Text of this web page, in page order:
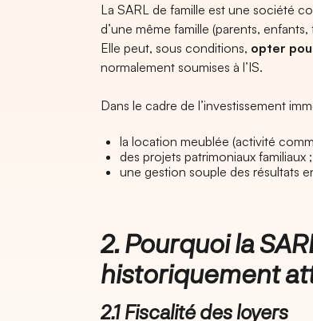
La SARL de famille est une société
d’une même famille (parents,
Elle peut, sous conditions, opter
normalement soumises à l’IS.
Dans le cadre de l’investissement
la location meublée (activité
des projets patrimoniaux familiaux ;
une gestion souple des résultats
2. Pourquoi la
historiquement
2.1 Fiscalité des loyers